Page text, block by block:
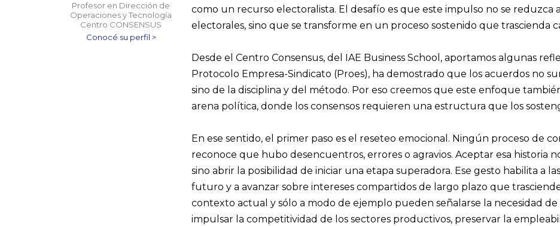
Profesor en Dirección de
Operaciones y Tecnología
Centro CONSENSUS
Conocé su perfil >
como un recurso electoralista. El desafío es que este impulso no se
electorales, sino que se transforme en un proceso sostenido que trascienda
Desde el Centro Consensus, del IAE Business School, aportamos algunas
Protocolo Empresa-Sindicato (Proes), ha demostrado que los acuerdos no
sino de la disciplina y del método. Por eso creemos que este enfoque
arena política, donde los consensos requieren una estructura que los
En ese sentido, el primer paso es el reseteo emocional. Ningún proceso de
reconoce que hubo desencuentros, errores o agravios. Aceptar esa historia
sino abrir la posibilidad de iniciar una etapa superadora. Ese gesto habilita a
futuro y a avanzar sobre intereses compartidos de largo plazo que
contexto actual y sólo a modo de ejemplo pueden señalarse la necesidad
impulsar la competitividad de los sectores productivos, preservar la